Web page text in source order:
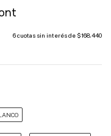
6cuotas sin interés de $168.440